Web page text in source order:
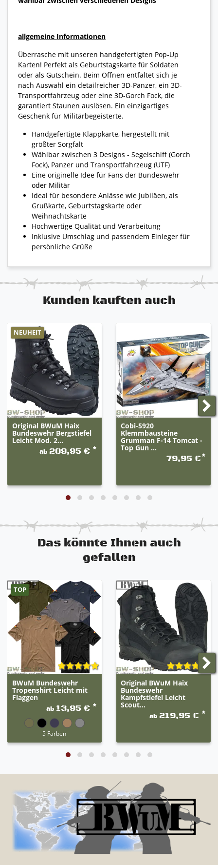
allgemeine Informationen
Überrasche mit unseren handgefertigten Pop-Up
Karten! Perfekt als Geburtstagskarte für Soldaten
oder als Gutschein. Beim Öffnen entfaltet sich je
nach Auswahl ein detailreicher 3D-Panzer, ein 3D-
Transportfahrzeug oder eine 3D-Gorch Fock, die
garantiert Staunen auslösen. Ein einzigartiges
Geschenk für Militärbegeisterte.
Handgefertigte Klappkarte, hergestellt mit
größter Sorgfalt
Wählbar zwischen 3 Designs - Segelschiff (Gorch
Fock), Panzer und Transportfahrzeug (UTF)
Eine originelle Idee für Fans der Bundeswehr
oder Militär
Ideal für besondere Anlässe wie Jubiläen, als
Grußkarte, Geburtstagskarte oder
Weihnachtskarte
Hochwertige Qualität und Verarbeitung
Inklusive Umschlag und passendem Einleger für
persönliche Grüße
Kunden kauften auch
NEUHEIT
Original BWuM Haix
Bundeswehr Bergstiefel
Leicht Mod. 2...
ab 209,95 € *
Cobi-5920
Klemmbausteine
Grumman F-14 Tomcat -
Top Gun ...
79,95 €*
Das könnte Ihnen auch
gefallen
TOP
BWuM Bundeswehr
Tropenshirt Leicht mit
Flaggen
ab 13,95 € *
5 Farben
Original BWuM Haix
Bundeswehr
Kampfstiefel Leicht
Scout...
ab 219,95 € *